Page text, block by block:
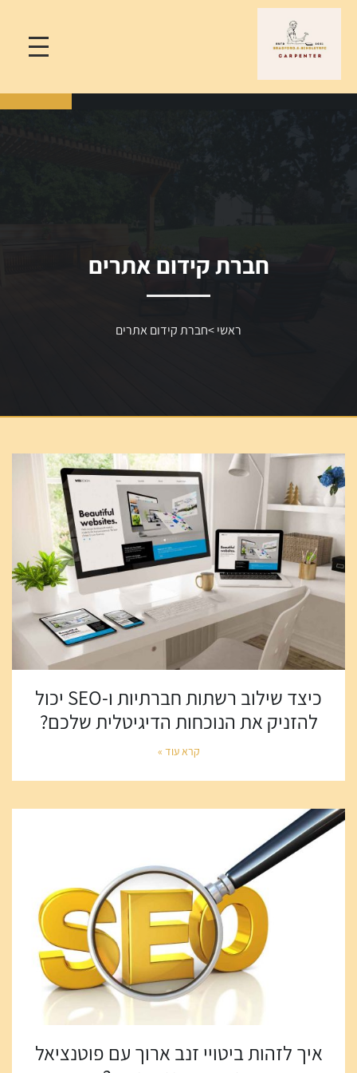
חברת קידום אתרים
ראשי>חברת קידום אתרים
כיצד שילוב רשתות חברתיות ו-SEO יכול
להזניק את הנוכחות הדיגיטלית שלכם?
קרא עוד »
איך לזהות ביטויי זנב ארוך עם פוטנציאל